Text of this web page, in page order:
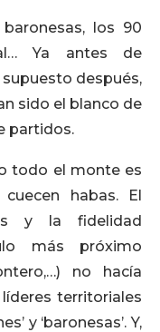
los 90
Ya antes de
después,
sido el blanco de
partidos.
todo el monte es
habas. El
y la fidelidad
más próximo
no hacía
territoriales
y ‘baronesas’. Y,